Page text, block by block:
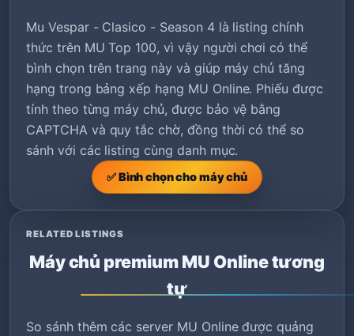
Mu Vespar - Clasico - Season 4 là listing chính
thức trên MU Top 100, vì vậy người chơi có thể
bình chọn trên trang này và giúp máy chủ tăng
hạng trong bảng xếp hạng MU Online. Phiếu được
tính theo từng máy chủ, được bảo vệ bằng
CAPTCHA và quy tắc chờ, đồng thời có thể so
sánh với các listing cùng danh mục.
✅ Bình chọn cho máy chủ
RELATED LISTINGS
Máy chủ premium MU Online tương
tự
So sánh thêm các server MU Online được quảng